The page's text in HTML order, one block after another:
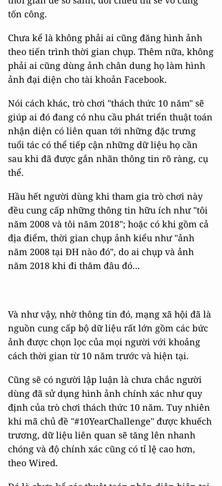
tốn công.
Chưa kể là không phải ai cũng đăng hình ảnh
theo tiến trình thời gian chụp. Thêm nữa, không
phải ai cũng dùng ảnh chân dung họ làm hình
ảnh đại diện cho tài khoản Facebook.
Nói cách khác, trò chơi "thách thức 10 năm" sẽ
giúp ai đó đang có nhu cầu phát triển thuật toán
nhận diện có liên quan tới những đặc trưng
tuổi tác có thể tiếp cận những dữ liệu họ cần
sau khi đã được gắn nhãn thông tin rõ ràng, cụ
thể.
Hầu hết người dùng khi tham gia trò chơi này
đều cung cấp những thông tin hữu ích như "tôi
năm 2008 và tôi năm 2018"; hoặc có khi gồm cả
địa điểm, thời gian chụp ảnh kiểu như "ảnh
năm 2008 tại ĐH nào đó", do ai chụp và ảnh
năm 2018 khi đi thăm đâu đó…
Và như vậy, nhờ thông tin đó, mạng xã hội đã là
nguồn cung cấp bộ dữ liệu rất lớn gồm các bức
ảnh được chọn lọc của mọi người với khoảng
cách thời gian từ 10 năm trước và hiện tại.
Cũng sẽ có người lập luận là chưa chắc người
dùng đã sử dụng hình ảnh chính xác như quy
định của trò chơi thách thức 10 năm. Tuy nhiên
khi mã chủ đề "#10YearChallenge" được khuếch
trương, dữ liệu liên quan sẽ tăng lên nhanh
chóng và độ chính xác cũng có tỉ lệ cao hơn,
theo Wired.